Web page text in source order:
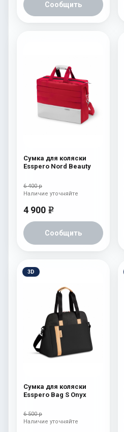
Сообщить
Сумка для коляски
Esspero Nord Beauty
6 400 р
4 900 e
Сообщить
Наличие уточняйте
3D
Сумка для коляски
Esspero Bag S Onyx
6 500 р
Наличие уточняйте